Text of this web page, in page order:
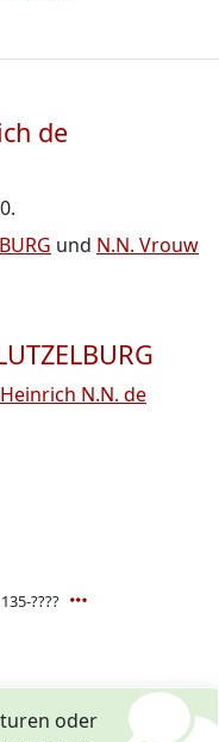
de
.
und N.N. Vrouw
N.N. de
????
oder